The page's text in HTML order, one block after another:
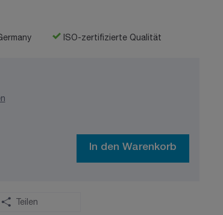
ISO-zertifizierte Qualität
In den Warenkorb
Teilen